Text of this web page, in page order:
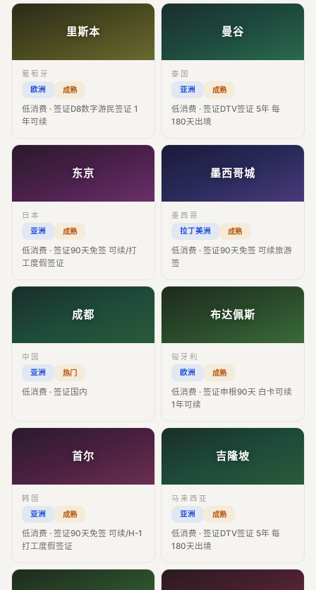
里斯本
葡萄牙
欧洲
成熟
低消费 · 签证D8数字游民签证 1
年可续
曼谷
泰国
亚洲
成熟
低消费 · 签证DTV签证 5年 每
180天出境
东京
日本
亚洲
成熟
低消费 · 签证90天免签 可续/打
工度假签证
墨西哥城
墨西哥
拉丁美洲
成熟
低消费 · 签证90天免签 可续旅游
签
成都
中国
亚洲
热门
低消费 · 签证国内
布达佩斯
匈牙利
欧洲
成熟
低消费 · 签证申根90天 白卡可续
1年可续
首尔
韩国
亚洲
成熟
低消费 · 签证90天免签 可续/H-1
打工度假签证
吉隆坡
马来西亚
亚洲
成熟
低消费 · 签证DTV签证 5年 每
180天出境